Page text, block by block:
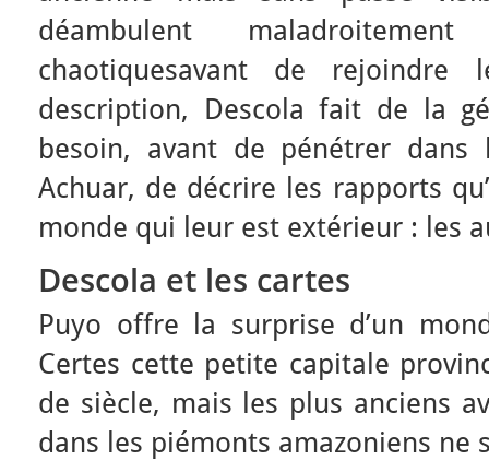
déambulent
chaotiquesavant de
description, Descola fait de la
besoin, avant de pénétrer dans
Achuar, de décrire les rapports
monde qui leur est extérieur : les
Descola et les cartes
Puyo offre la surprise d’un
Certes cette petite capitale
de siècle, mais les plus anciens
dans les piémonts amazoniens ne